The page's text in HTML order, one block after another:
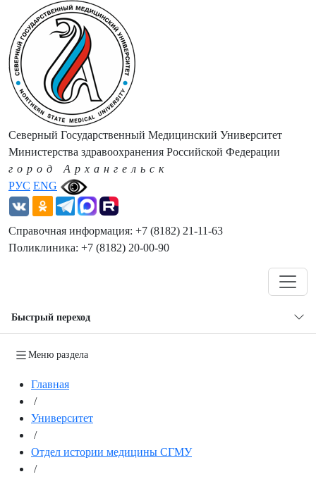
РУС ENG
Северный Государственный Медицинский Университет
Министерства здравоохранения Российской Федерации
город Архангельск
Справочная информация: +7 (8182) 21-11-63
Поликлиника: +7 (8182) 20-00-90
Быстрый переход
Меню раздела
Главная
/
Университет
/
Отдел истории медицины СГМУ
/